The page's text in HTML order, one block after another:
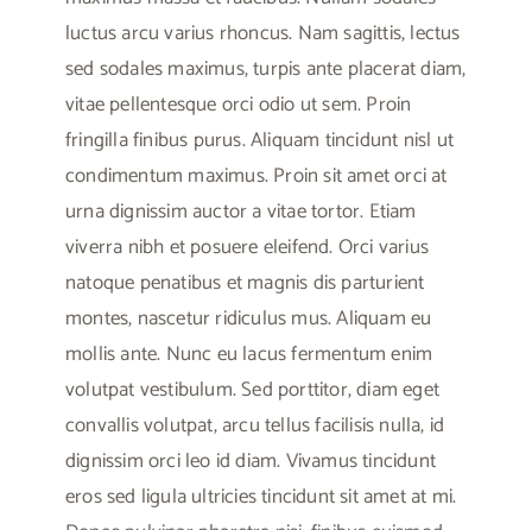
luctus arcu varius rhoncus. Nam sagittis, lectus
sed sodales maximus, turpis ante placerat diam,
vitae pellentesque orci odio ut sem. Proin
fringilla finibus purus. Aliquam tincidunt nisl ut
condimentum maximus. Proin sit amet orci at
urna dignissim auctor a vitae tortor. Etiam
viverra nibh et posuere eleifend. Orci varius
natoque penatibus et magnis dis parturient
montes, nascetur ridiculus mus. Aliquam eu
mollis ante. Nunc eu lacus fermentum enim
volutpat vestibulum. Sed porttitor, diam eget
convallis volutpat, arcu tellus facilisis nulla, id
dignissim orci leo id diam. Vivamus tincidunt
eros sed ligula ultricies tincidunt sit amet at mi.